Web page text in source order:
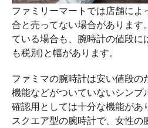
ファミリーマートでは店舗によ
合と売ってない場合があります
ている場合も、腕時計の値段
も税別)と幅があります。
ファミマの腕時計は安い値段の
機能などがついていないシンプ
確認用としては十分な機能があ
スクエア型の腕時計で、女性の